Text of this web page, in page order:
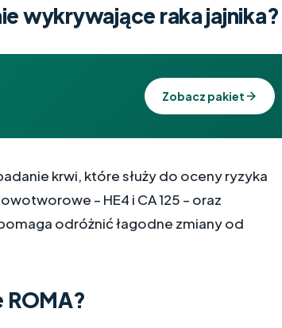
wykrywające raka jajnika?
Zobacz pakiet
krwi, które służy do oceny ryzyka
– HE4 i CA 125 – oraz
odróżnić łagodne zmiany od
ROMA?